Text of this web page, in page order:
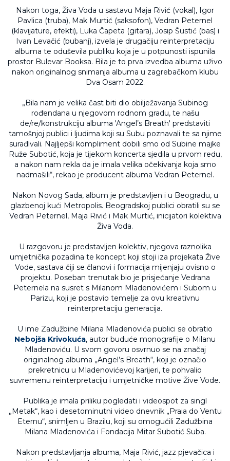
Nakon toga, Živa Voda u sastavu Maja Rivić (vokal), Igor
Pavlica (truba), Mak Murtić (saksofon), Vedran Peternel
(klavijature, efekti), Luka Čapeta (gitara), Josip Šustić (bas) i
Ivan Levačić (bubanj), izvela je drugačiju reinterpretaciju
albuma te oduševila publiku koja je u potpunosti ispunila
prostor Bulevar Booksa. Bila je to prva izvedba albuma uživo
nakon originalnog snimanja albuma u zagrebačkom klubu
Dva Osam 2022.
„Bila nam je velika čast biti dio obilježavanja Subinog
rođendana u njegovom rodnom gradu, te našu
de/re/konstrukciju albuma 'Angel’s Breath' predstaviti
tamošnjoj publici i ljudima koji su Subu poznavali te sa njime
surađivali. Najljepši kompliment dobili smo od Subine majke
Ruže Subotić, koja je tijekom koncerta sjedila u prvom redu,
a nakon nam rekla da je imala velika očekivanja koja smo
nadmašili“, rekao je producent albuma Vedran Peternel.
Nakon Novog Sada, album je predstavljen i u Beogradu, u
glazbenoj kući Metropolis. Beogradskoj publici obratili su se
Vedran Peternel, Maja Rivić i Mak Murtić, inicijatori kolektiva
Živa Voda.
U razgovoru je predstavljen kolektiv, njegova raznolika
umjetnička pozadina te koncept koji stoji iza projekata Žive
Vode, sastava čiji se članovi i formacija mijenjaju ovisno o
projektu. Poseban trenutak bio je prisjećanje Vedrana
Peternela na susret s Milanom Mladenovićem i Subom u
Parizu, koji je postavio temelje za ovu kreativnu
reinterpretaciju generacija.
U ime Zadužbine Milana Mladenovića publici se obratio
Nebojša Krivokuća, autor buduće monografije o Milanu
Mladenoviću. U svom govoru osvrnuo se na značaj
originalnog albuma „Angel’s Breath“, koji je označio
prekretnicu u Mladenovićevoj karijeri, te pohvalio
suvremenu reinterpretaciju i umjetničke motive Žive Vode.
Publika je imala priliku pogledati i videospot za singl
„Metak“, kao i desetominutni video dnevnik „Praia do Ventu
Eternu“, snimljen u Brazilu, koji su omogućili Zadužbina
Milana Mladenovića i Fondacija Mitar Subotić Suba.
Nakon predstavljanja albuma, Maja Rivić, jazz pjevačica i